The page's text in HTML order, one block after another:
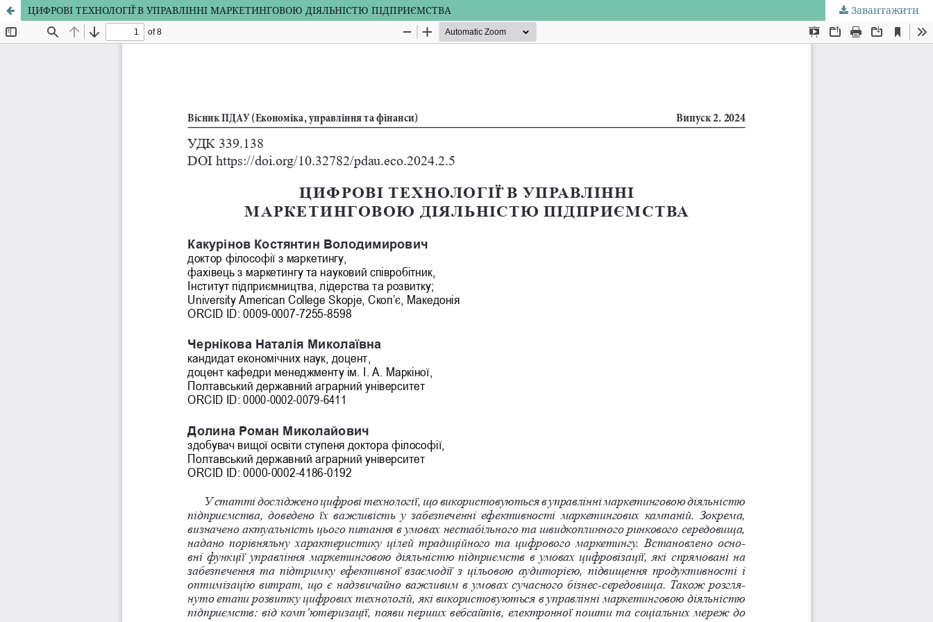
ЦИФРОВІ ТЕХНОЛОГІЇ̈ В УПРАВЛІННІ МАРКЕТИНГОВОЮ ДІЯЛЬНІСТЮ ПІДПРИЄМСТВА Завантажити